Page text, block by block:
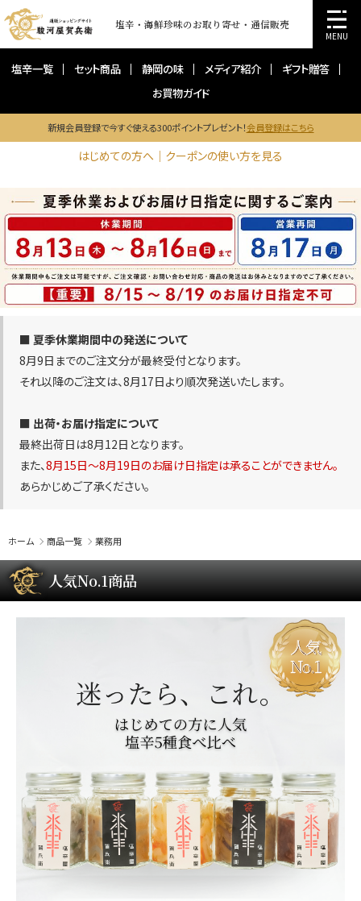
塩辛・海鮮珍味のお取り寄せ・通信販売
塩辛一覧 セット商品 静岡の味 メディア紹介
ギフト贈答
お買物ガイド
新規会員登録で今すぐ使える300ポイントプレゼント！会員登録はこちら
はじめての方へ｜クーポンの使い方を見る
■ 夏季休業期間中の発送について
8月9日までのご注文分が最終受付となります。
それ以降のご注文は、8月17日より順次発送いたします。
■ 出荷・お届け指定について
最終出荷日は8月12日となります。
また、8月15日〜8月19日のお届け日指定は承ることができません。
あらかじめご了承ください。
ホーム 商品一覧 業務用
人気No.1商品
MENU